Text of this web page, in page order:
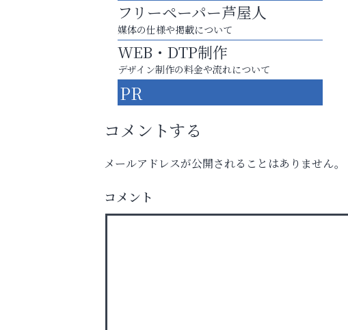
お一人おひとりに合う治療をご提案
そうさくてっぱん樹々
フリーペーパー芦屋人
媒体の仕様や掲載について
WEB・DTP制作
デザイン制作の料金や流れについて
PR
コメントする
メールアドレスが公開されることはありません。
コメント